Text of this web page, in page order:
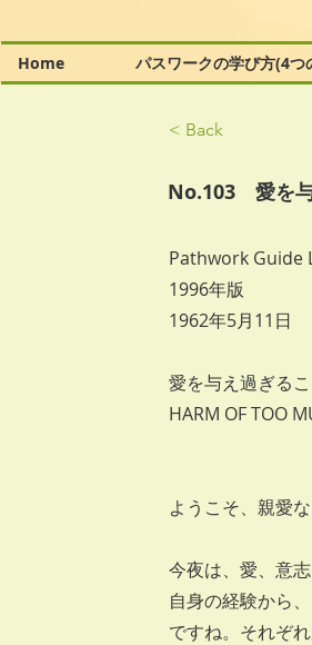
Home パスワークの学び方(4つ
< Back
No.103 愛を与
Pathwork Guide
1996年版
1962年5月11日
愛を与え過ぎる
HARM OF TOO
ようこそ、親愛
今夜は、愛、意
自身の経験から
ですね。それぞ